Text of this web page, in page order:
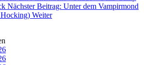
Nächster Beitrag: Unter dem Vampirmond
Weiter